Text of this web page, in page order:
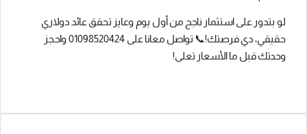
لو بتدور على استثمار ناجح من أول يوم وعايز تحقق عائد دولاري
حقيقي، دي فرصتك!📞 تواصل معانا على 01098520424 واحجز
وحدتك قبل ما الأسعار تعلى!